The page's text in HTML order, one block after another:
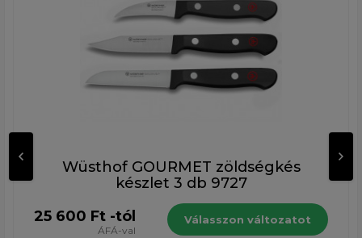
Wüsthof GOURMET zöldségkés
készlet 3 db 9727
25 600 Ft -tól
ÁFÁ-val
Válasszon változatot